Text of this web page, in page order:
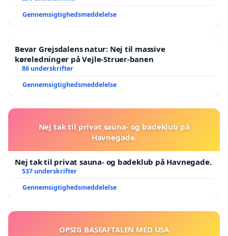
Gennemsigtighedsmeddelelse
Bevar Grejsdalens natur: Nej til massive
køreledninger på Vejle-Struer-banen
86 underskrifter
Gennemsigtighedsmeddelelse
Nej tak til privat sauna- og badeklub på
Havnegade.
Nej tak til privat sauna- og badeklub på Havnegade.
537 underskrifter
Gennemsigtighedsmeddelelse
OPSIG BASEAFTALEN MED USA